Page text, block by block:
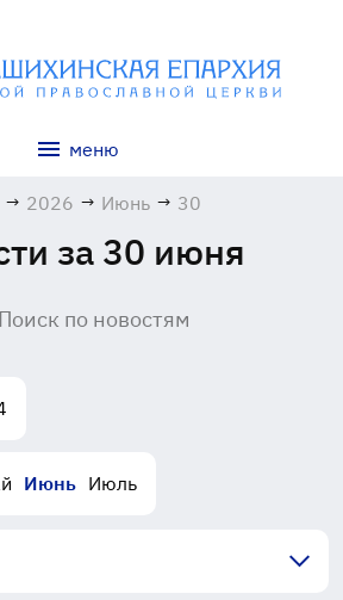
меню
→ 2026 → Июнь → 30
за 30 июня
Июнь Июль